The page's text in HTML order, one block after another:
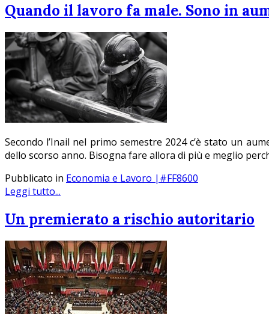
Quando il lavoro fa male. Sono in
Secondo l’Inail nel primo semestre 2024 c’è stato un
dello scorso anno. Bisogna fare allora di più e meglio
Pubblicato in Economia e Lavoro |#FF8600
Leggi tutto...
Un premierato a rischio autoritario